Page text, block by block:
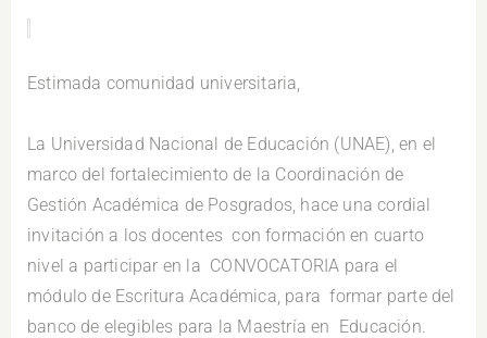
Estimada comunidad universitaria,
La Universidad Nacional de Educación (UNAE), en el
marco del fortalecimiento de la Coordinación de
Gestión Académica de Posgrados, hace una cordial
invitación a los docentes con formación en cuarto
nivel a participar en la CONVOCATORIA para el
módulo de Escritura Académica, para formar parte del
banco de elegibles para la Maestría en Educación.